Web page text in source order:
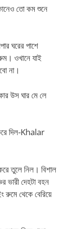
তো কম শুনে
ঘরের পাশে
ওখানে যাই
না।
উস ঘার মে লে
দিল-Khalar
তুলে নিল। বিশাল
ভারী দেহটা বহন
রুমে থেকে বেরিয়ে